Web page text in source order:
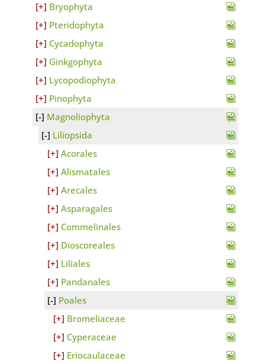
Bryophyta
Pteridophyta
Cycadophyta
Ginkgophyta
Lycopodiophyta
Pinophyta
Magnoliophyta
Liliopsida
Acorales
Alismatales
Arecales
Asparagales
Commelinales
Dioscoreales
Liliales
Pandanales
Poales
Bromeliaceae
Cyperaceae
Eriocaulaceae